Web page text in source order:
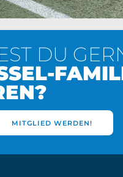
DU
MITGLIED WERDEN!